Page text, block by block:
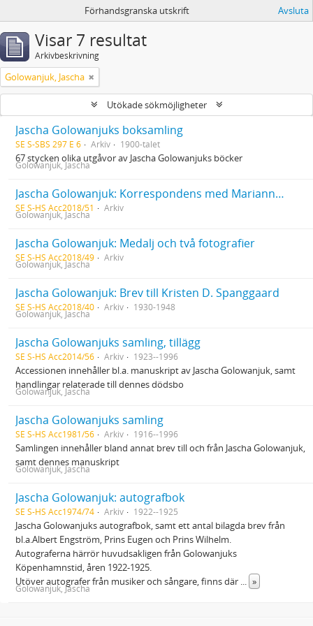
Förhandsgranska utskrift Avsluta
Visar 7 resultat
Arkivbeskrivning
Golowanjuk, Jascha
Utökade sökmöjligheter
Jascha Golowanjuks boksamling
SE S-SBS 297 E 6 Arkiv 1900-talet
67 stycken olika utgåvor av Jascha Golowanjuks böcker
Golowanjuk, Jascha
Jascha Golowanjuk: Korrespondens med Marianne Alopaeus
SE S-HS Acc2018/51 Arkiv
Golowanjuk, Jascha
Jascha Golowanjuk: Medalj och två fotografier
SE S-HS Acc2018/49 Arkiv
Golowanjuk, Jascha
Jascha Golowanjuk: Brev till Kristen D. Spanggaard
SE S-HS Acc2018/40 Arkiv 1930-1948
Golowanjuk, Jascha
Jascha Golowanjuks samling, tillägg
SE S-HS Acc2014/56 Arkiv 1923--1996
Accessionen innehåller bl.a. manuskript av Jascha Golowanjuk, samt
handlingar relaterade till dennes dödsbo
Golowanjuk, Jascha
Jascha Golowanjuks samling
SE S-HS Acc1981/56 Arkiv 1916--1996
Samlingen innehåller bland annat brev till och från Jascha Golowanjuk,
samt dennes manuskript
Golowanjuk, Jascha
Jascha Golowanjuk: autografbok
SE S-HS Acc1974/74 Arkiv 1922--1925
Jascha Golowanjuks autografbok, samt ett antal bilagda brev från
bl.a.Albert Engström, Prins Eugen och Prins Wilhelm.
Autograferna härrör huvudsakligen från Golowanjuks
Köpenhamnstid, åren 1922-1925.
Utöver autografer från musiker och sångare, finns där ... »
Golowanjuk, Jascha